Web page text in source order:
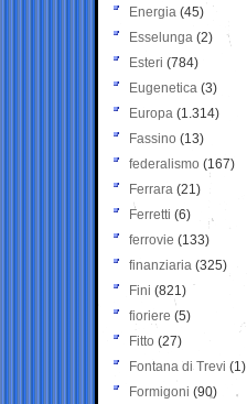
Energia (45)
Esselunga (2)
Esteri (784)
Eugenetica (3)
Europa (1.314)
Fassino (13)
federalismo (167)
Ferrara (21)
Ferretti (6)
ferrovie (133)
finanziaria (325)
Fini (821)
fioriere (5)
Fitto (27)
Fontana di Trevi (1)
Formigoni (90)